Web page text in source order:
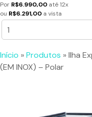
Por R$6.990,00 até 12x
ou R$6.291,00 a vista
Início »Produtos »Ilha
(EM INOX) – Polar